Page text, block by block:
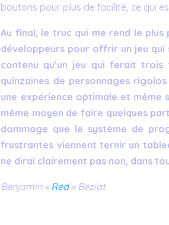
boutons pour plus de facilité, ce qui
Au final, le truc qui me rend le
développeurs pour offrir un jeu
contenu qu’un jeu qui ferait
quinzaines de personnages
une expérience optimale et même
même moyen de faire quelques
dommage que le système de
frustrantes viennent ternir un
ne dirai clairement pas non, dans
Benjamin « Red» Beziat